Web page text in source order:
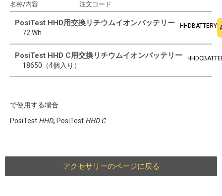
名称/内容 注文コード
PosiTest HHD用交換リチウムイオンバッテリー
72 Wh
HHDBATTERY
PosiTest HHD C用交換リチウムイオンバッテリー
18650（4個入り）
で使用する場合
PosiTest HHD, PosiTest HHD C
アクセサリーのページに戻る